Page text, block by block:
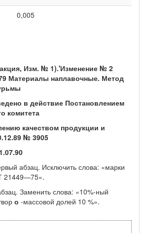
0,005
Изм. № 1).'Изменение № 2
Материалы наплавочные. Метод
в действие Постановлением
комитета
качеством продукции и
№ 3905
абзац. Исключить слова: «марки
21449—75».
Заменить слова: «10%-ный
о -массовой долей 10 %».